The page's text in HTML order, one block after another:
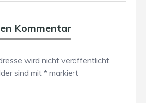
Kommentar
wird nicht veröffentlicht.
sind mit * markiert